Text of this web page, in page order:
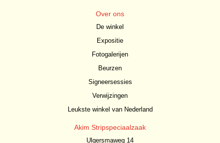
Over ons
De winkel
Expositie
Fotogalerijen
Beurzen
Signeersessies
Verwijzingen
Leukste winkel van Nederland
Akim Stripspeciaalzaak
Ulgersmaweg 14